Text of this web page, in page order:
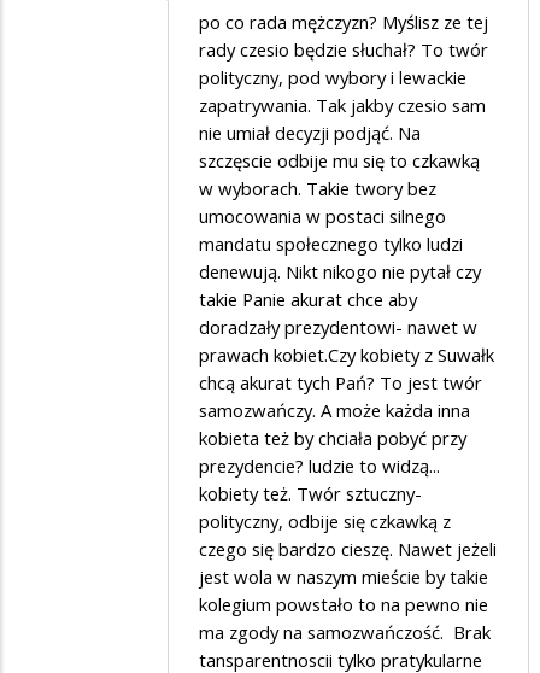
po co rada mężczyzn? Myślisz ze tej
rady czesio będzie słuchał? To twór
polityczny, pod wybory i lewackie
zapatrywania. Tak jakby czesio sam
nie umiał decyzji podjąć. Na
szczęscie odbije mu się to czkawką
w wyborach. Takie twory bez
umocowania w postaci silnego
mandatu społecznego tylko ludzi
denewują. Nikt nikogo nie pytał czy
takie Panie akurat chce aby
doradzały prezydentowi- nawet w
prawach kobiet.Czy kobiety z Suwałk
chcą akurat tych Pań? To jest twór
samozwańczy. A może każda inna
kobieta też by chciała pobyć przy
prezydencie? ludzie to widzą...
kobiety też. Twór sztuczny-
polityczny, odbije się czkawką z
czego się bardzo cieszę. Nawet jeżeli
jest wola w naszym mieście by takie
kolegium powstało to na pewno nie
ma zgody na samozwańczość. Brak
tansparentnoscii tylko pratykularne